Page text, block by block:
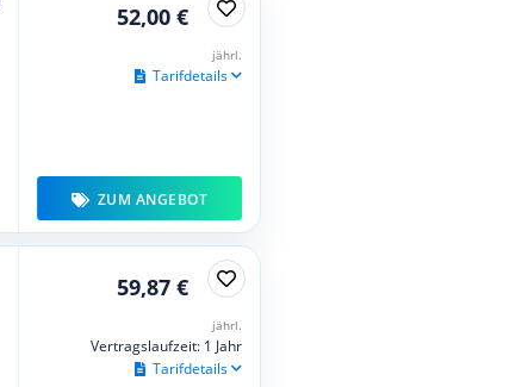
52,00 €
jährl.
Tarifdetails
ZUM ANGEBOT
59,87 €
jährl.
Vertragslaufzeit: 1 Jahr
Tarifdetails